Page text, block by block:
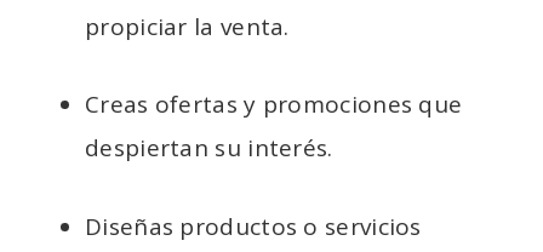
propiciar la venta.
Creas ofertas y promociones que
despiertan su interés.
Diseñas productos o servicios